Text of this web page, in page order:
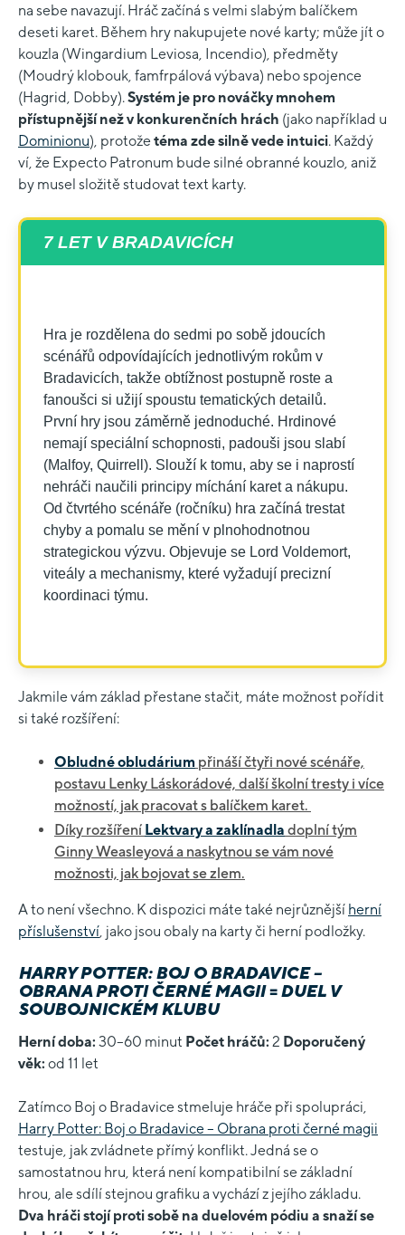
na sebe navazují. Hráč začíná s velmi slabým balíčkem
deseti karet. Během hry nakupujete nové karty; může jít o
kouzla (Wingardium Leviosa, Incendio), předměty
(Moudrý klobouk, famfrpálová výbava) nebo spojence
(Hagrid, Dobby).Systém je pro nováčky mnohem
přístupnější než v konkurenčních hrách (jako například u
Dominionu), protožetéma zde silně vede intuici. Každý
ví, že Expecto Patronum bude silné obranné kouzlo, aniž
by musel složitě studovat text karty.
7 LET V BRADAVICÍCH
Hra je rozdělena do sedmi po sobě jdoucích
scénářů odpovídajících jednotlivým rokům v
Bradavicích, takže obtížnost postupně roste a
fanoušci si užijí spoustu tematických detailů.
První hry jsou záměrně jednoduché. Hrdinové
nemají speciální schopnosti, padouši jsou slabí
(Malfoy, Quirrell). Slouží k tomu, aby se i naprostí
nehráči naučili principy míchání karet a nákupu.
Od čtvrtého scénáře (ročníku) hra začíná trestat
chyby a pomalu se mění v plnohodnotnou
strategickou výzvu. Objevuje se Lord Voldemort,
viteály a mechanismy, které vyžadují precizní
koordinaci týmu.
Jakmile vám základ přestane stačit, máte možnost pořídit
si také rozšíření:
Obludné obludárium přináší čtyři nové scénáře,
postavu Lenky Láskorádové, další školní tresty i více
možností, jak pracovat s balíčkem karet.
Díky rozšíření Lektvary a zaklínadla doplní tým
Ginny Weasleyová a naskytnou se vám nové
možnosti, jak bojovat se zlem.
A to není všechno. K dispozici máte také nejrůznější herní
příslušenství, jako jsou obaly na karty či herní podložky.
HARRY POTTER: BOJ O BRADAVICE –
OBRANA PROTI ČERNÉ MAGII = DUEL V
SOUBOJNICKÉM KLUBU
Herní doba: 30–60 minut Počet hráčů: 2 Doporučený
věk: od 11 let
Zatímco Boj o Bradavice stmeluje hráče při spolupráci,
Harry Potter: Boj o Bradavice – Obrana proti černé magii
testuje, jak zvládnete přímý konflikt. Jedná se o
samostatnou hru, která není kompatibilní se základní
hrou, ale sdílí stejnou grafiku a vychází z jejího základu.
Dva hráči stojí proti sobě na duelovém pódiu a snaží se